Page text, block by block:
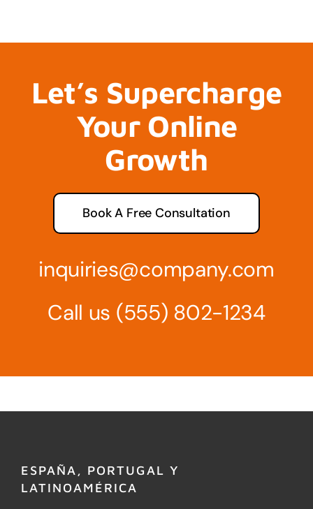
Let’s Supercharge
Your Online
Growth
Book A Free Consultation
inquiries@company.com
Call us (555) 802-1234
ESPAÑA, PORTUGAL Y
LATINOAMÉRICA